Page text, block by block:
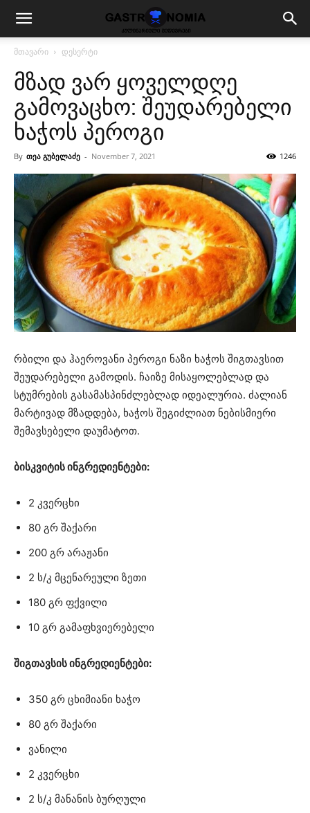
მთავარი დესერტი
მზად ვარ ყოველდღე
გამოვაცხო: შეუდარებელი
ხაჭოს პეროგი
By თეა გუბელაძე - November 7, 2021 1246
რბილი და ჰაეროვანი პეროგი ნაზი ხაჭოს შიგთავსით
შეუდარებელი გამოდის. ჩაიზე მისაყოლებლად და
სტუმრების გასამასპინძლებლად იდეალურია. ძალიან
მარტივად მზადდება, ხაჭოს შეგიძლიათ ნებისმიერი
შემავსებელი დაუმატოთ.
ბისკვიტის ინგრედიენტები:
2 კვერცხი
80 გრ შაქარი
200 გრ არაჟანი
2 ს/კ მცენარეული ზეთი
180 გრ ფქვილი
10 გრ გამაფხვიერებელი
შიგთავსის ინგრედიენტები:
350 გრ ცხიმიანი ხაჭო
80 გრ შაქარი
ვანილი
2 კვერცხი
2 ს/კ მანანის ბურღული